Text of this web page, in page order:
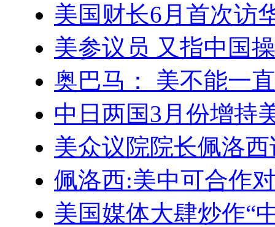
美国财长6月首次访
美参议员 又指中国
奥巴马： 美不能一
中日两国3月份增持
美众议院院长佩洛
佩洛西:美中可合作
美国媒体大肆炒作“